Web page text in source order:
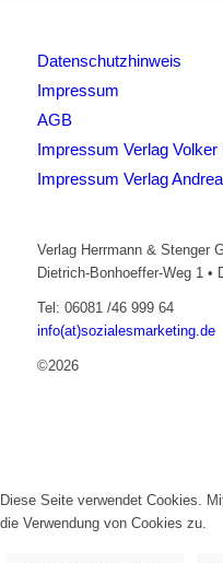
Datenschutzhinweis
Impressum
AGB
Impressum Verlag Volker
Impressum Verlag
Verlag Herrmann & Stenger
Dietrich-Bonhoeffer-Weg 1 •
Tel: 06081 /46 999 64
info(at)sozialesmarketing.de
©2026
Diese Seite verwendet Cookies.
die Verwendung von Cookies zu.